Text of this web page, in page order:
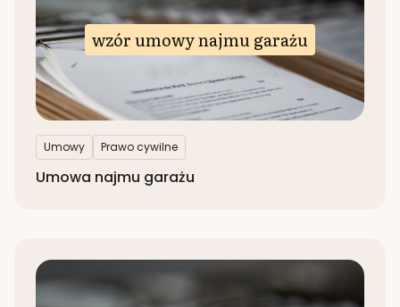
wzór umowy najmu garażu
Umowy Prawo cywilne
Umowa najmu garażu